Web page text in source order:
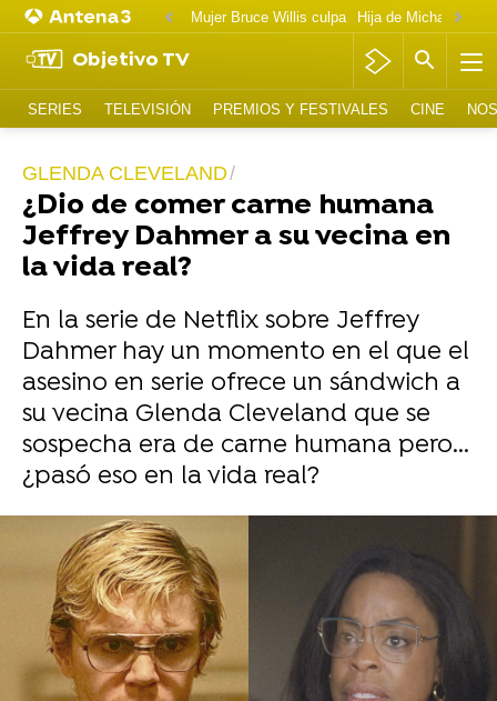
Mujer Bruce Willis culpa
Objetivo TV
SERIES TELEVISIÓN PREMIOS Y FESTIVALES CINE
GLENDA CLEVELAND
¿Dio de comer carne humana
Jeffrey Dahmer a su vecina en
la vida real?
En la serie de Netflix sobre Jeffrey
Dahmer hay un momento en el que el
asesino en serie ofrece un sándwich a
su vecina Glenda Cleveland que se
sospecha era de carne humana pero...
¿pasó eso en la vida real?
Las 5 víctimas de Jeffrey Dahmer que
sobrevivieron: ¿Qué pasó con ellos?
La indignación de la madre de Tony Hughes,
víctima de Jeffrey Dahmer, con lo que ha
hecho la serie